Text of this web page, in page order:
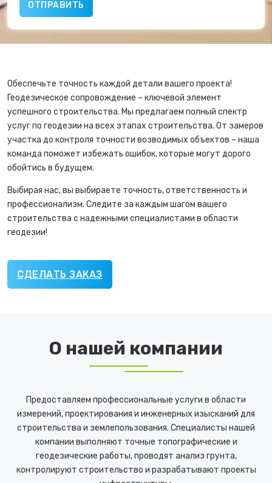
Обеспечьте точность каждой детали вашего проекта!
Геодезическое сопровождение – ключевой элемент
успешного строительства. Мы предлагаем полный спектр
услуг по геодезии на всех этапах строительства. От замеров
участка до контроля точности возводимых объектов – наша
команда поможет избежать ошибок, которые могут дорого
обойтись в будущем.
Выбирая нас, вы выбираете точность, ответственность и
профессионализм. Следите за каждым шагом вашего
строительства с надежными специалистами в области
геодезии!
СДЕЛАТЬ ЗАКАЗ
О нашей компании
Предоставляем профессиональные услуги в области
измерений, проектирования и инженерных изысканий для
строительства и землепользования. Специалисты нашей
компании выполняют точные топографические и
геодезические работы, проводят анализ грунта,
контролируют строительство и разрабатывают проекты